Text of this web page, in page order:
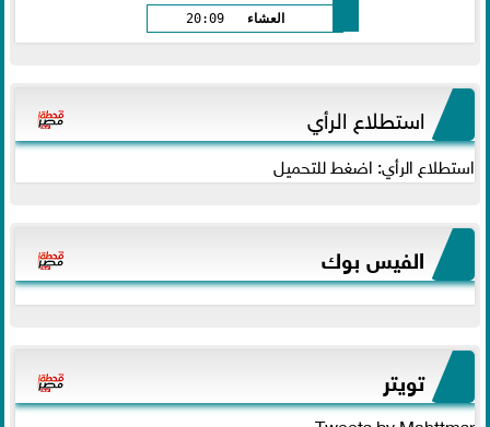
العشاء
20:09
استطلاع الرأي
استطلاع الرأي: اضغط للتحميل
الفيس بوك
تويتر